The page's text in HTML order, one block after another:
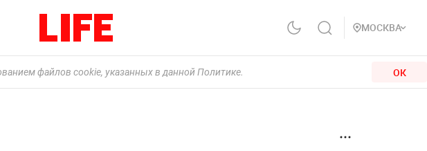
МОСКВА
файлов cookie, указанных в данной Политике. ОК